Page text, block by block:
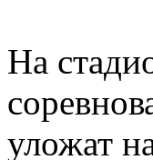
На
уложат